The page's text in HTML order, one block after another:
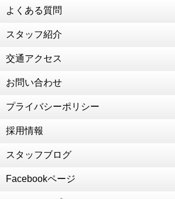
２０２０年 ありがとうございました
年末年始のお知らせ
RUCOE RUN
細川先生がいらっしゃいました！
よくある質問
スタッフ紹介
交通アクセス
お問い合わせ
プライバシーポリシー
採用情報
スタッフブログ
Facebookページ